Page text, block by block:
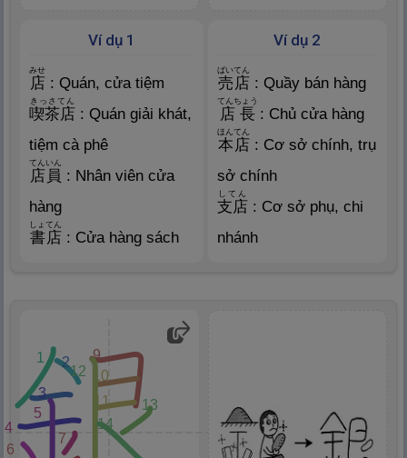
Ví dụ 1
店
Nghĩa: Tiệm, cửa hàng, cửa
hiệu
みせ
: Quán, cửa tiệm
喫茶店
Nghĩa: Tiệm, cửa hàng, cửa
hiệu
きっさてん
: Quán giải khát,
tiệm cà phê
店
Nghĩa: Tiệm, cửa hàng, cửa
員
Nghĩa: Nhân viên, thành viên,
てんいん
: Nhân viên cửa
hàng
書店
しょてん
: Cửa hàng sách
Ví dụ 2
売 店
ばいてん
: Quầy bán hàng
店 長
てんちょう
: Chủ cửa hàng
本 店
ほんてん
: Cơ sở chính, trụ
sở chính
支店
してん
: Cơ sở phụ, chi
nhánh
1
2
3
4
5
6
7
9
11
10
12
13
14